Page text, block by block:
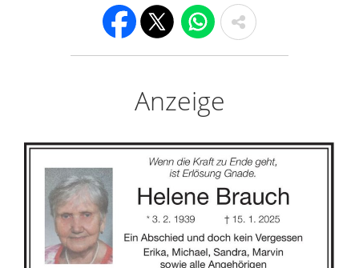
Anzeige